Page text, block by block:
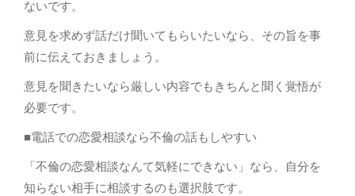
ないです。
意見を求めず話だけ聞いてもらいたいなら、その旨を事
前に伝えておきましょう。
意見を聞きたいなら厳しい内容でもきちんと聞く覚悟が
必要です。
■電話での恋愛相談なら不倫の話もしやすい
「不倫の恋愛相談なんて気軽にできない」なら、自分を
知らない相手に相談するのも選択肢です。